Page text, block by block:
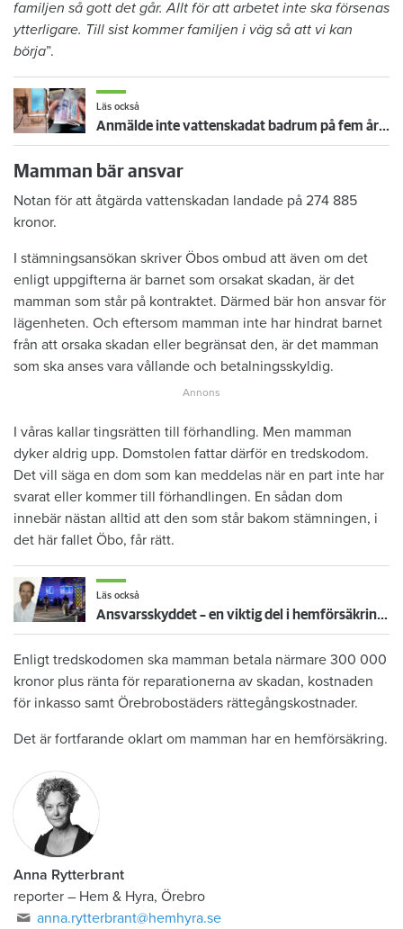
familjen så gott det går. Allt för att arbetet inte ska försenas
ytterligare. Till sist kommer familjen i väg så att vi kan
börja”.
Läs också
Anmälde inte vattenskadat badrum på fem år – krävs på 125 000 kronor
Mamman bär ansvar
Notan för att åtgärda vattenskadan landade på 274 885
kronor.
I stämningsansökan skriver Öbos ombud att även om det
enligt uppgifterna är barnet som orsakat skadan, är det
mamman som står på kontraktet. Därmed bär hon ansvar för
lägenheten. Och eftersom mamman inte har hindrat barnet
från att orsaka skadan eller begränsat den, är det mamman
som ska anses vara vållande och betalningsskyldig.
I våras kallar tingsrätten till förhandling. Men mamman
dyker aldrig upp. Domstolen fattar därför en tredskodom.
Det vill säga en dom som kan meddelas när en part inte har
svarat eller kommer till förhandlingen. En sådan dom
innebär nästan alltid att den som står bakom stämningen, i
det här fallet Öbo, får rätt.
Läs också
Ansvarsskyddet – en viktig del i hemförsäkringen
Enligt tredskodomen ska mamman betala närmare 300 000
kronor plus ränta för reparationerna av skadan, kostnaden
för inkasso samt Örebrobostäders rättegångskostnader.
Det är fortfarande oklart om mamman har en hemförsäkring.
Anna Rytterbrant
reporter – Hem & Hyra, Örebro
anna.rytterbrant@hemhyra.se